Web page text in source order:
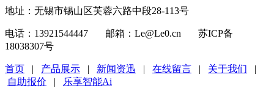
地址：无锡市锡山区芙蓉六路中段28-113号
电话：13921544447 邮箱：Le@Le0.cn 苏ICP备
18038307号
首页 | 产品展示 | 新闻资迅 | 在线留言 | 关于我们 |
自助报价 | 乐享智能Ai